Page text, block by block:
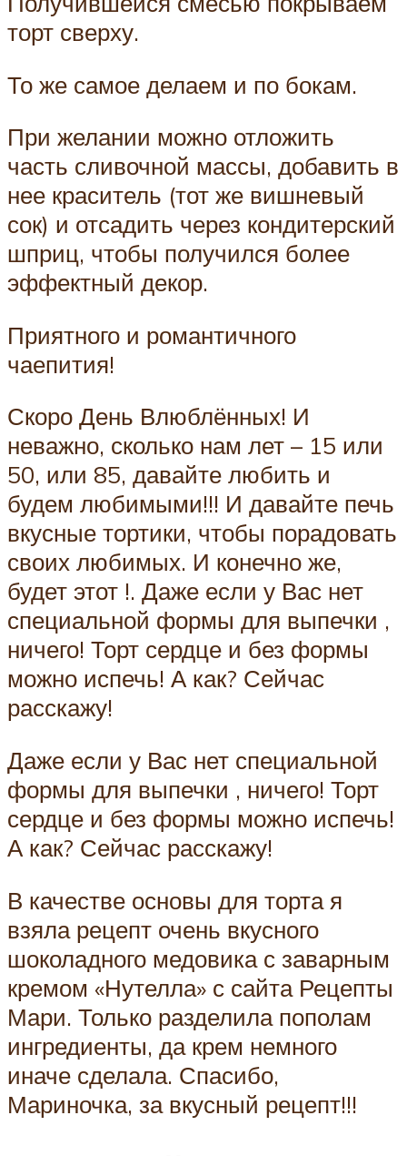
торт сверху.
То же самое делаем и по бокам.
При желании можно отложить
часть сливочной массы, добавить в
нее краситель (тот же вишневый
сок) и отсадить через кондитерский
шприц, чтобы получился более
эффектный декор.
Приятного и романтичного
чаепития!
Скоро День Влюблённых! И
неважно, сколько нам лет – 15 или
50, или 85, давайте любить и
будем любимыми!!! И давайте печь
вкусные тортики, чтобы порадовать
своих любимых. И конечно же,
будет этот !. Даже если у Вас нет
специальной формы для выпечки ,
ничего! Торт сердце и без формы
можно испечь! А как? Сейчас
расскажу!
Даже если у Вас нет специальной
формы для выпечки , ничего! Торт
сердце и без формы можно испечь!
А как? Сейчас расскажу!
В качестве основы для торта я
взяла рецепт очень вкусного
шоколадного медовика с заварным
кремом «Нутелла» с сайта Рецепты
Мари. Только разделила пополам
ингредиенты, да крем немного
иначе сделала. Спасибо,
Мариночка, за вкусный рецепт!!!